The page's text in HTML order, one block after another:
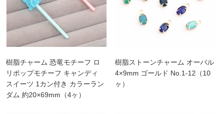
樹脂チャーム 恐竜モチーフ ロ
リポップモチーフ キャンディ
スイーツ 1カン付き カラーラン
ダム 約20×69mm（4ヶ）
樹脂ストーンチャーム オーバル
4×9mm ゴールド No.1-12（10
ヶ）